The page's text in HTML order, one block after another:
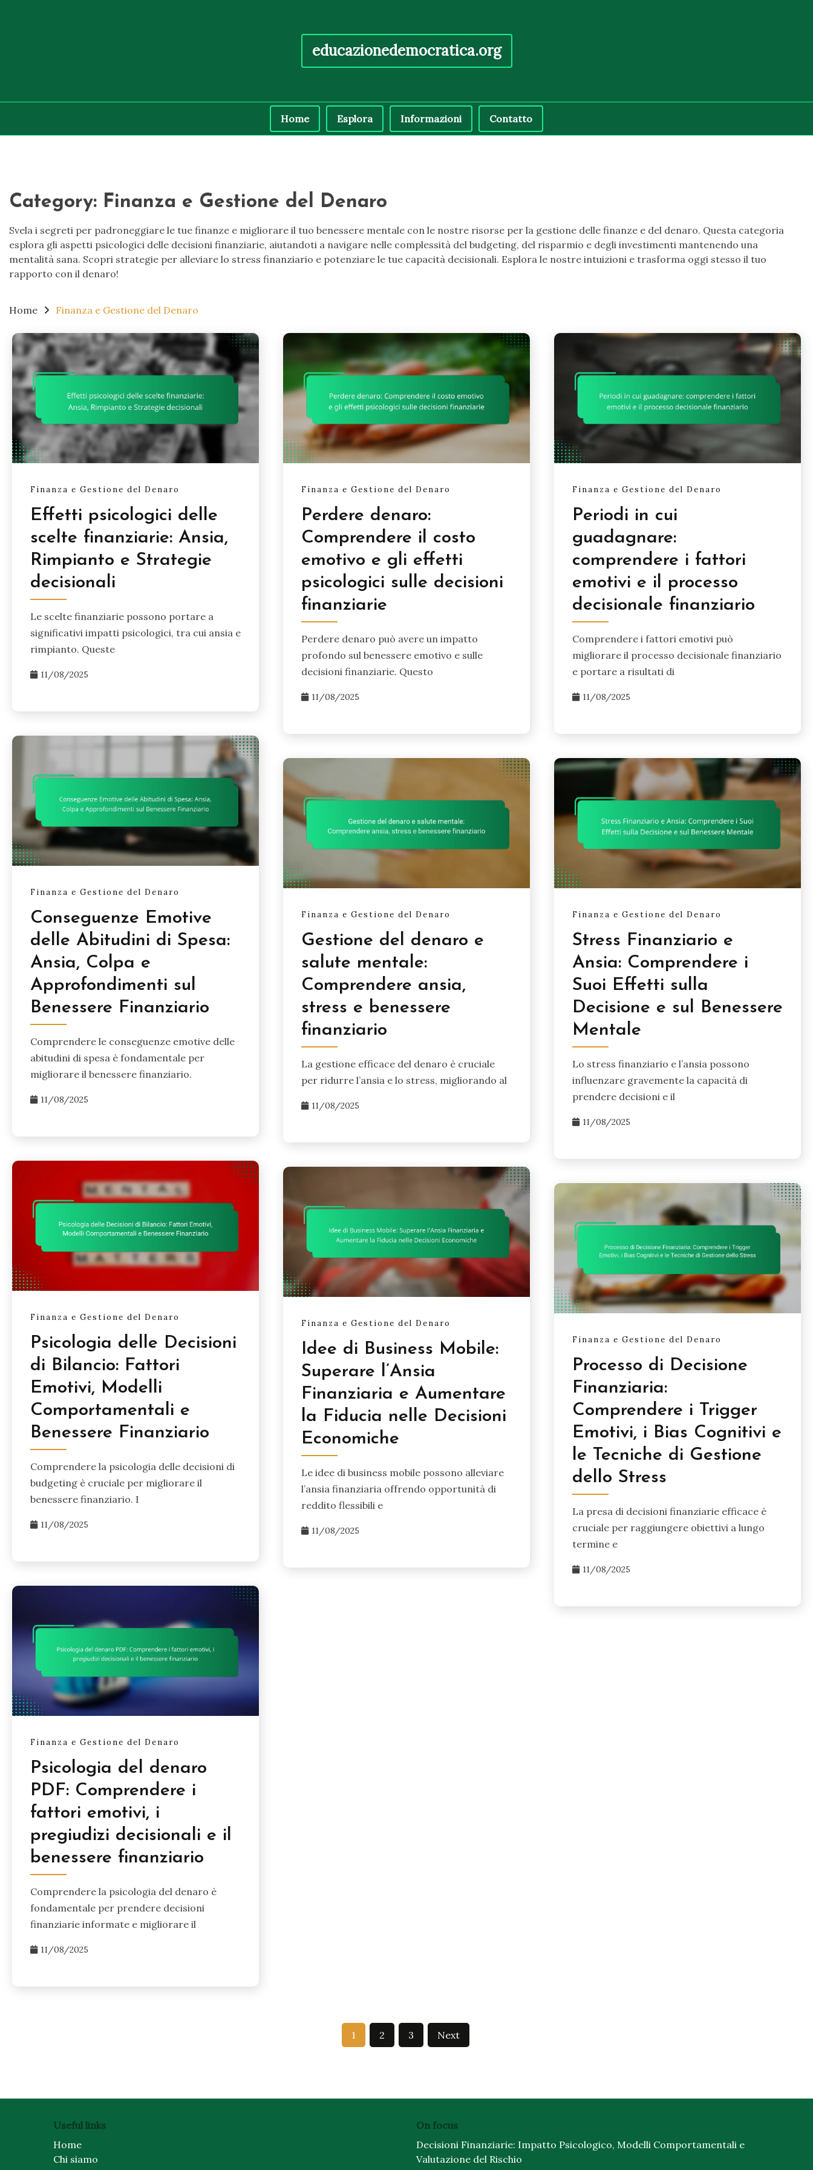
educazionedemocratica.org
Home Esplora Informazioni
Contatto
Category: Finanza e Gestione del Denaro
Svela i segreti per padroneggiare le tue finanze e migliorare il tuo benessere mentale con le nostre risorse per la gestione delle finanze e del denaro. Questa categoria
esplora gli aspetti psicologici delle decisioni finanziarie, aiutandoti a navigare nelle complessità del budgeting, del risparmio e degli investimenti mantenendo una
mentalità sana. Scopri strategie per alleviare lo stress finanziario e potenziare le tue capacità decisionali. Esplora le nostre intuizioni e trasforma oggi stesso il tuo
rapporto con il denaro!
Home Finanza e Gestione del Denaro
Finanza e Gestione del Denaro
Effetti psicologici delle
scelte finanziarie: Ansia,
Rimpianto e Strategie
decisionali
Le scelte finanziarie possono portare a
significativi impatti psicologici, tra cui ansia e
rimpianto. Queste
11/08/2025
Finanza e Gestione del Denaro
Perdere denaro:
Comprendere il costo
emotivo e gli effetti
psicologici sulle decisioni
finanziarie
Perdere denaro può avere un impatto
profondo sul benessere emotivo e sulle
decisioni finanziarie. Questo
11/08/2025
Finanza e Gestione del Denaro
Periodi in cui
guadagnare:
comprendere i fattori
emotivi e il processo
decisionale finanziario
Comprendere i fattori emotivi può
migliorare il processo decisionale finanziario
e portare a risultati di
11/08/2025
Finanza e Gestione del Denaro
Conseguenze Emotive
delle Abitudini di Spesa:
Ansia, Colpa e
Approfondimenti sul
Benessere Finanziario
Comprendere le conseguenze emotive delle
abitudini di spesa è fondamentale per
migliorare il benessere finanziario.
11/08/2025
Finanza e Gestione del Denaro
Gestione del denaro e
salute mentale:
Comprendere ansia,
stress e benessere
finanziario
La gestione efficace del denaro è cruciale
per ridurre l’ansia e lo stress, migliorando al
11/08/2025
Finanza e Gestione del Denaro
Stress Finanziario e
Ansia: Comprendere i
Suoi Effetti sulla
Decisione e sul Benessere
Mentale
Lo stress finanziario e l’ansia possono
influenzare gravemente la capacità di
prendere decisioni e il
11/08/2025
Finanza e Gestione del Denaro
Psicologia delle Decisioni
di Bilancio: Fattori
Emotivi, Modelli
Comportamentali e
Benessere Finanziario
Comprendere la psicologia delle decisioni di
budgeting è cruciale per migliorare il
benessere finanziario. I
11/08/2025
Finanza e Gestione del Denaro
Idee di Business Mobile:
Superare l’Ansia
Finanziaria e Aumentare
la Fiducia nelle Decisioni
Economiche
Le idee di business mobile possono alleviare
l’ansia finanziaria offrendo opportunità di
reddito flessibili e
11/08/2025
Finanza e Gestione del Denaro
Processo di Decisione
Finanziaria:
Comprendere i Trigger
Emotivi, i Bias Cognitivi e
le Tecniche di Gestione
dello Stress
La presa di decisioni finanziarie efficace è
cruciale per raggiungere obiettivi a lungo
termine e
11/08/2025
Finanza e Gestione del Denaro
Psicologia del denaro
PDF: Comprendere i
fattori emotivi, i
pregiudizi decisionali e il
benessere finanziario
Comprendere la psicologia del denaro è
fondamentale per prendere decisioni
finanziarie informate e migliorare il
11/08/2025
1 2 3 Next
Useful links
Home
Chi siamo
On focus
Decisioni Finanziarie: Impatto Psicologico, Modelli Comportamentali e
Valutazione del Rischio